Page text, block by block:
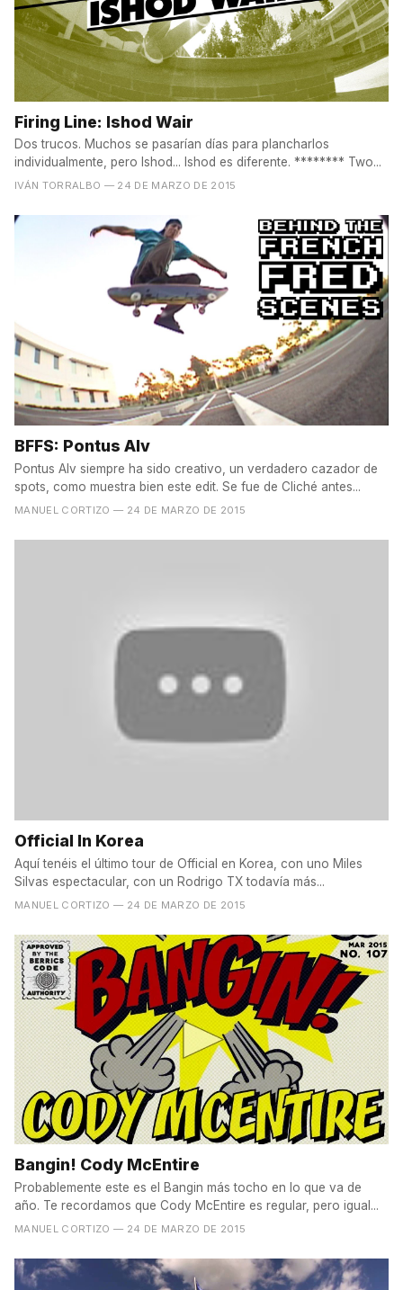
Firing Line: Ishod Wair
Dos trucos. Muchos se pasarían días para plancharlos
individualmente, pero Ishod... Ishod es diferente. ******** Two...
IVÁN TORRALBO — 24 DE MARZO DE 2015
BFFS: Pontus Alv
Pontus Alv siempre ha sido creativo, un verdadero cazador de
spots, como muestra bien este edit. Se fue de Cliché antes...
MANUEL CORTIZO — 24 DE MARZO DE 2015
Official In Korea
Aquí tenéis el último tour de Official en Korea, con uno Miles
Silvas espectacular, con un Rodrigo TX todavía más...
MANUEL CORTIZO — 24 DE MARZO DE 2015
Bangin! Cody McEntire
Probablemente este es el Bangin más tocho en lo que va de
año. Te recordamos que Cody McEntire es regular, pero igual...
MANUEL CORTIZO — 24 DE MARZO DE 2015